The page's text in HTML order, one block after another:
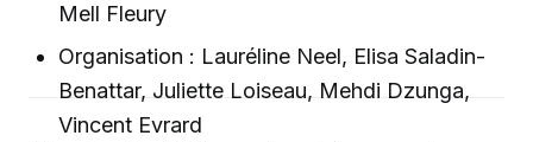
Mell Fleury
Organisation : Lauréline Neel, Elisa Saladin-
Benattar, Juliette Loiseau, Mehdi Dzunga,
Vincent Evrard